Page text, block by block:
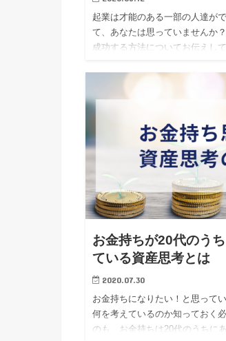
起業は才能のある一部の人達が
て、あなたは思っていませんか
成功する方法についてお伝えし
ば幸いです。 実を…
お金持ちが20代のう
ている資産思考とは
2020.07.30
お金持ちになりたい！と思って
何を考えているのか知っておく
のも、お金持ちは20代のうちに